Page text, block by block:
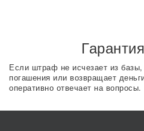
Если штраф не исчезает из
погашения или возвращает
оперативно отвечает на вопросы.